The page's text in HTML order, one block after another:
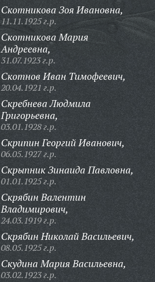
Скотникова Зоя Ивановна,
11.11.1925 г.р.
Скотникова Мария
Андреевна,
31.07.1923 г.р.
Скотнов Иван Тимофеевич,
20.04.1921 г.р.
Скребнева Людмила
Григорьевна,
03.01.1928 г.р.
Скрипин Георгий Иванович,
06.05.1927 г.р.
Скрыпник Зинаида Павловна,
01.01.1925 г.р.
Скрябин Валентин
Владимирович,
24.03.1919 г.р.
Скрябин Николай Васильевич,
08.05.1925 г.р.
Скудина Мария Васильевна,
03.02.1923 г.р.